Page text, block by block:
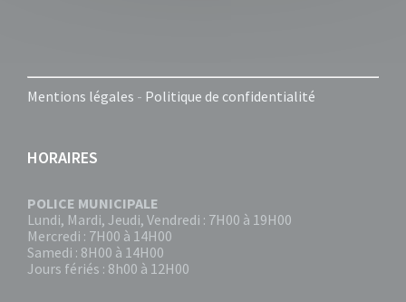
Mentions légales - Politique de confidentialité
HORAIRES
POLICE MUNICIPALE
Lundi, Mardi, Jeudi, Vendredi : 7H00 à 19H00
Mercredi : 7H00 à 14H00
Samedi : 8H00 à 14H00
Jours fériés : 8h00 à 12H00